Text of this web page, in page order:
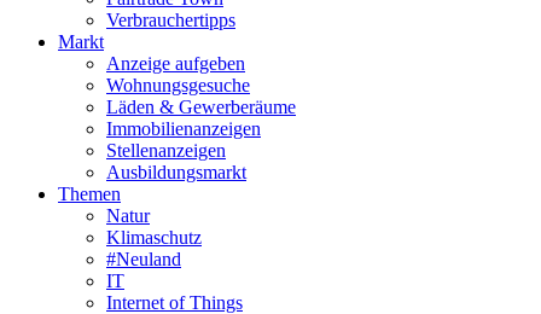
Verbrauchertipps
Markt
Anzeige aufgeben
Wohnungsgesuche
Läden & Gewerberäume
Immobilienanzeigen
Stellenanzeigen
Ausbildungsmarkt
Themen
Natur
Klimaschutz
#Neuland
IT
Internet of Things